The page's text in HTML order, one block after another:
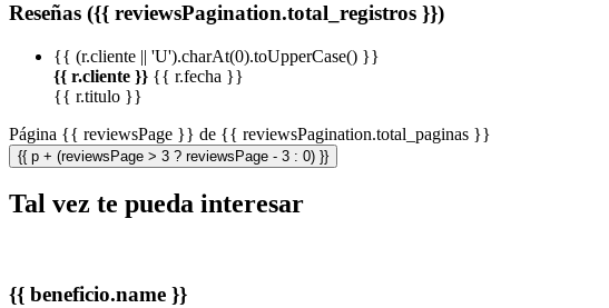
Reseñas ({{ reviewsPagination.total_registros }})
{{ (r.cliente || 'U').charAt(0).toUpperCase() }}
{{ r.cliente }} {{ r.fecha }}
{{ r.titulo }}
Página {{ reviewsPage }} de {{ reviewsPagination.total_paginas }}
{{ p + (reviewsPage > 3 ? reviewsPage - 3 : 0) }}
Tal vez te pueda interesar
{{ beneficio.name }}